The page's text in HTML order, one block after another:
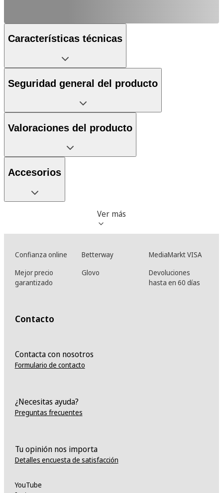
Características técnicas
Seguridad general del producto
Valoraciones del producto
Accesorios
Ver más
Confianza online Betterway
MediaMarkt VISA
Mejor precio
garantizado
Glovo
Devoluciones
hasta en 60 días
Contacto
Contacta con nosotros
Formulario de contacto
¿Necesitas ayuda?
Preguntas frecuentes
Tu opinión nos importa
Detalles encuesta de satisfacción
YouTube